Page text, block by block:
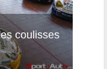
coulisses
Ferrari